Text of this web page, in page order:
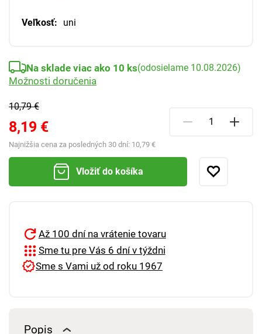
Veľkosť: uni
10,79 €
8,19 €
Najnižšia cena za posledných 30 dní: 10,79 €
Na sklade viac ako 10 ks(odosielame 10.08.2026)
Možnosti doručenia
Vložiť do košíka
Až 100 dní na vrátenie tovaru
Sme tu pre Vás 6 dní v týždni
Sme s Vami už od roku 1967
Popis